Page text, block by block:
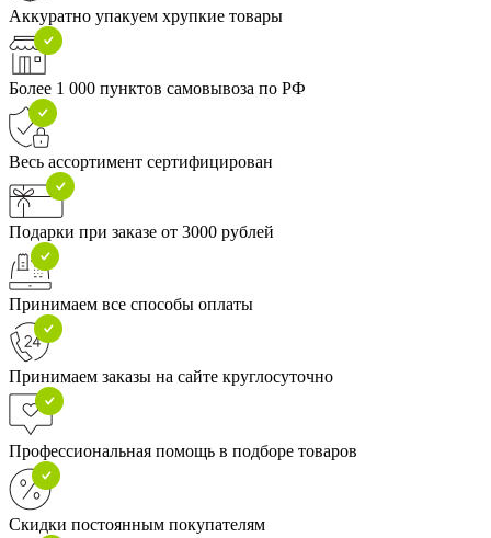
Аккуратно упакуем хрупкие товары
Более 1 000 пунктов самовывоза по РФ
Весь ассортимент сертифицирован
Подарки при заказе от 3000 рублей
Принимаем все способы оплаты
Принимаем заказы на сайте круглосуточно
Профессиональная помощь в подборе товаров
Скидки постоянным покупателям